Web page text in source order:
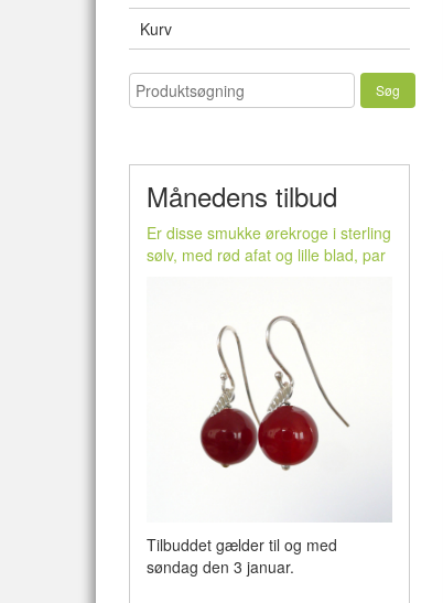
Kurv
Månedens tilbud
Er disse smukke ørekroge i sterling
sølv, med rød afat og lille blad, par
Tilbuddet gælder til og med
søndag den 3 januar.